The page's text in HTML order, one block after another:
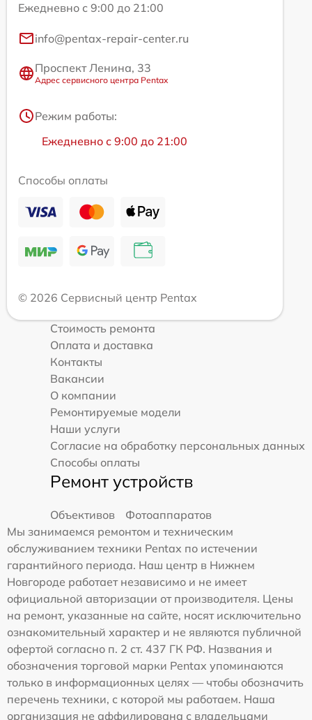
Ежедневно с 9:00 до 21:00
info@pentax-repair-center.ru
Проспект Ленина, 33
Адрес сервисного центра Pentax
Режим работы:
Ежедневно с 9:00 до 21:00
Способы оплаты
© 2026 Сервисный центр Pentax
Стоимость ремонта
Оплата и доставка
Контакты
Вакансии
О компании
Ремонтируемые модели
Наши услуги
Согласие на обработку персональных данных
Способы оплаты
Ремонт устройств
Объективов
Фотоаппаратов
Мы занимаемся ремонтом и техническим
обслуживанием техники Pentax по истечении
гарантийного периода. Наш центр в Нижнем
Новгороде работает независимо и не имеет
официальной авторизации от производителя. Цены
на ремонт, указанные на сайте, носят исключительно
ознакомительный характер и не являются публичной
офертой согласно п. 2 ст. 437 ГК РФ. Названия и
обозначения торговой марки Pentax упоминаются
только в информационных целях — чтобы обозначить
перечень техники, с которой мы работаем. Наша
организация не аффилирована с владельцами